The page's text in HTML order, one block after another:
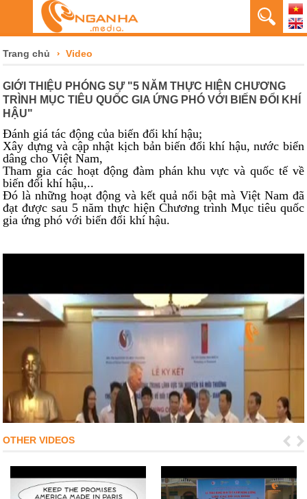
Trang chủ Video
GIỚI THIỆU PHÓNG SỰ "5 NĂM THỰC HIỆN CHƯƠNG
TRÌNH MỤC TIÊU QUỐC GIA ỨNG PHÓ VỚI BIẾN ĐỔI KHÍ
HẬU"
Đánh giá tác động của biến đổi khí hậu;
Xây dựng và cập nhật kịch bản biến đổi khí hậu, nước biển
dâng cho Việt Nam,
Tham gia các hoạt động đàm phán khu vực và quốc tế về
biến đổi khí hậu,..
Đó là những hoạt động và kết quả nổi bật mà Việt Nam đã
đạt được sau 5 năm thực hiện Chương trình Mục tiêu quốc
gia ứng phó với biến đổi khí hậu.
OTHER VIDEOS